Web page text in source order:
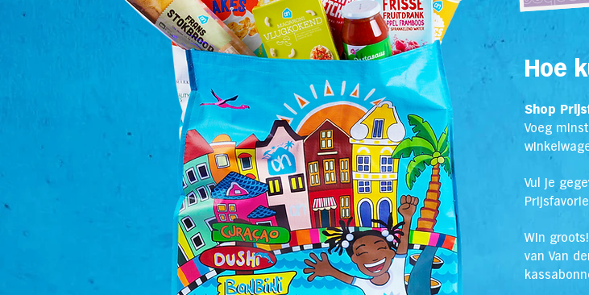
Hoe
Shop
Voeg
Vul je
Win
van Van